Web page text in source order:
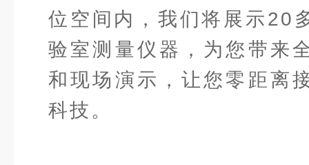
位空间内，我们将展示20
验室测量仪器，为您带来
和现场演示，让您零距离
科技。